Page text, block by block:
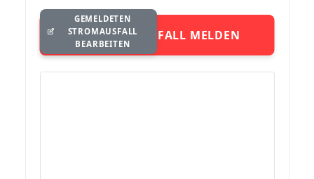
STROMAUSFALL MELDEN
GEMELDETEN
STROMAUSFALL
BEARBEITEN